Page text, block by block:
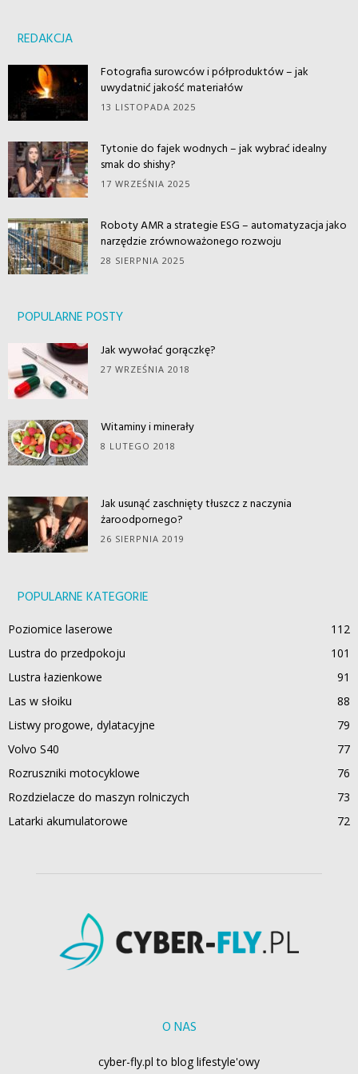
REDAKCJA
Fotografia surowców i półproduktów – jak
uwydatnić jakość materiałów
13 LISTOPADA 2025
Tytonie do fajek wodnych – jak wybrać idealny
smak do shishy?
17 WRZEŚNIA 2025
Roboty AMR a strategie ESG – automatyzacja jako
narzędzie zrównoważonego rozwoju
28 SIERPNIA 2025
POPULARNE POSTY
Jak wywołać gorączkę?
27 WRZEŚNIA 2018
Witaminy i minerały
8 LUTEGO 2018
Jak usunąć zaschnięty tłuszcz z naczynia
żaroodpornego?
26 SIERPNIA 2019
POPULARNE KATEGORIE
Poziomice laserowe
112
Lustra do przedpokoju
101
Lustra łazienkowe
91
Las w słoiku
88
Listwy progowe, dylatacyjne
79
Volvo S40
77
Rozruszniki motocyklowe
76
Rozdzielacze do maszyn rolniczych
73
Latarki akumulatorowe
72
O NAS
cyber-fly.pl to blog lifestyle'owy